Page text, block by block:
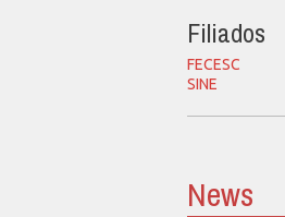
Filiados
FECESC
SINE
News